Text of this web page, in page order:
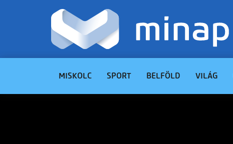
MISKOLC SPORT BELFÖLD VILÁG